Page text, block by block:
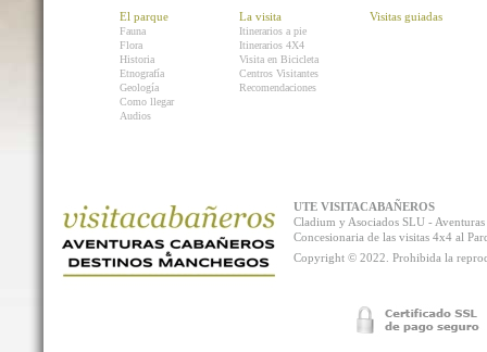
El parque
Fauna
Flora
Historia
Etnografía
Geología
Como llegar
Audios
La visita
Itinerarios a pie
Itinerarios 4X4
Visita en Bicicleta
Centros Visitantes
Recomendaciones
Visitas guiadas
UTE VISITACABAÑEROS
Cladium y Asociados SLU -
Concesionaria de las visitas 4x4 al
Copyright © 2022. Prohibida la